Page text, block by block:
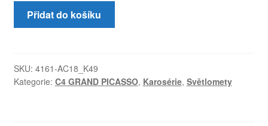
Zadní
pravé
Citroën
C4
Přidat do košíku
SKU: 4161-AC18_K49
Kategorie: C4 GRAND PICASSO, Karosérie, Světlomety